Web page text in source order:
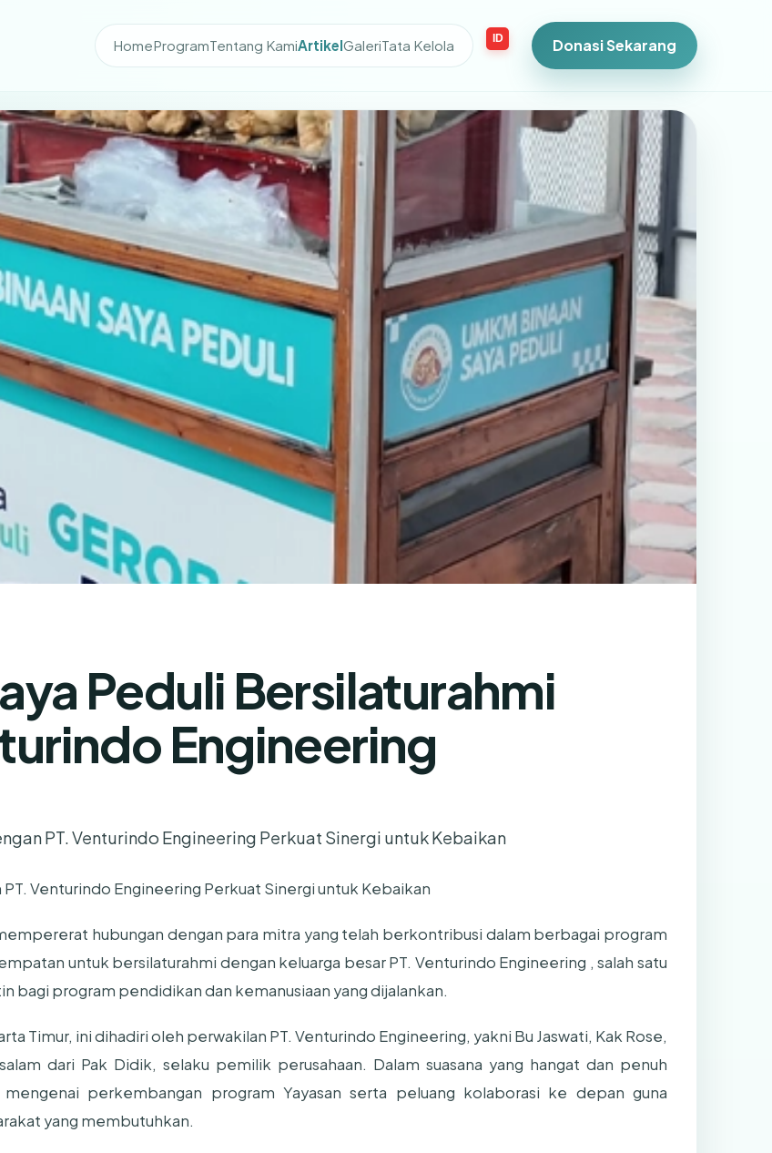
HomeProgramTentang KamiArtikelGaleriTata Kelola ID Donasi Sekarang
Peduli Bersilaturahmi
Engineering
PT. Venturindo Engineering Perkuat Sinergi untuk Kebaikan
Venturindo Engineering Perkuat Sinergi untuk Kebaikan
hubungan dengan para mitra yang telah berkontribusi dalam berbagai program
untuk bersilaturahmi dengan keluarga besar PT. Venturindo Engineering , salah satu
bagi program pendidikan dan kemanusiaan yang dijalankan.
Timur, ini dihadiri oleh perwakilan PT. Venturindo Engineering, yakni Bu Jaswati, Kak Rose,
dari Pak Didik, selaku pemilik perusahaan. Dalam suasana yang hangat dan penuh
perkembangan program Yayasan serta peluang kolaborasi ke depan guna
yang membutuhkan.